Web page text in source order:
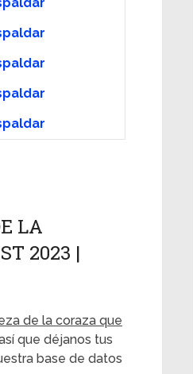
LA
2023 |
de la coraza que
que déjanos tus
base de datos